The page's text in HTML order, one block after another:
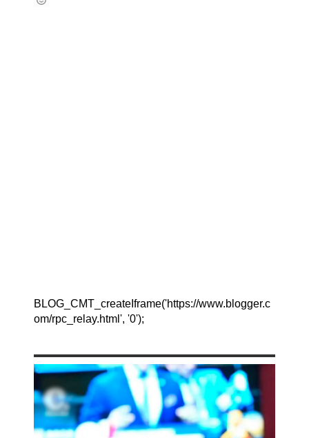
BLOG_CMT_createIframe('https://www.blogger.c
om/rpc_relay.html', '0');